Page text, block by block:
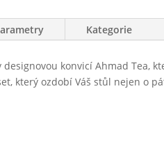
Kategorie
konvicí Ahmad Tea,
který ozdobí Váš stůl nejen o